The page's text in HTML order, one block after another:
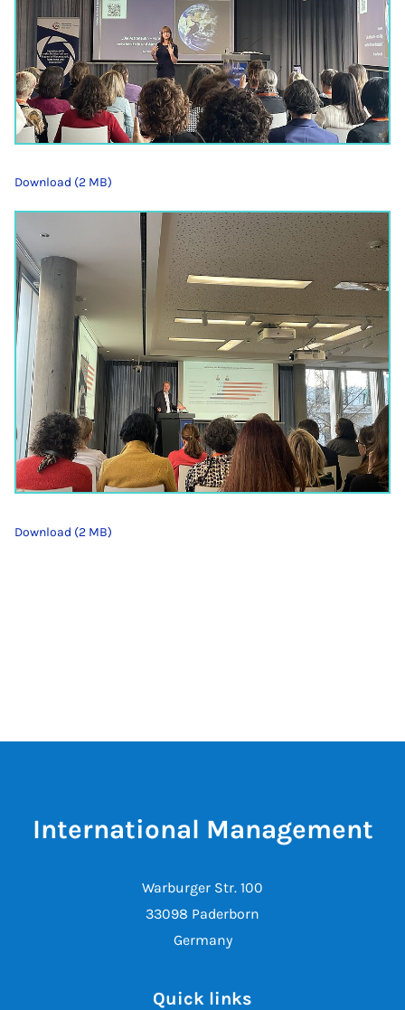
Download (2 MB)
Download (2 MB)
International Management
Warburger Str. 100
33098 Paderborn
Germany
Quick links